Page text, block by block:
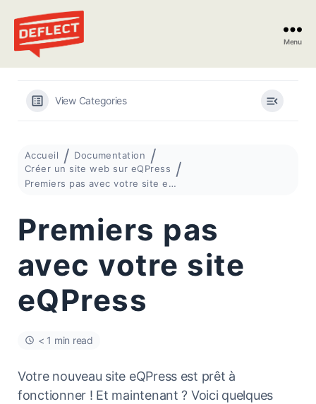
Deflect
Menu
View Categories
Accueil
Documentation
Créer un site web sur eQPress
Premiers pas avec votre site eQPress
Premiers pas
avec votre site
eQPress
< 1 min read
Votre nouveau site eQPress est prêt à
fonctionner ! Et maintenant ? Voici quelques